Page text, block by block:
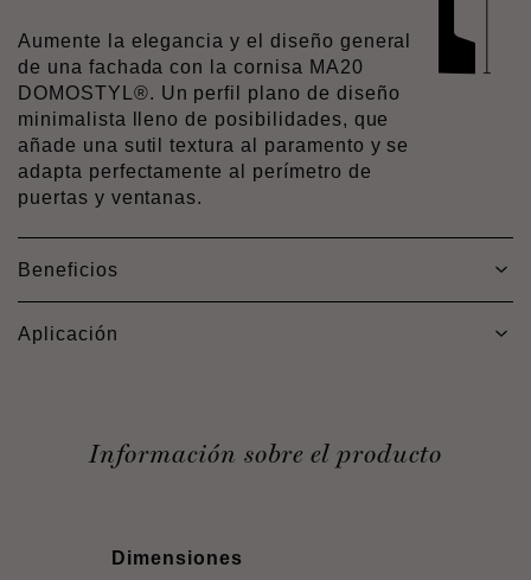
Aumente la elegancia y el diseño general
de una fachada con la cornisa MA20
DOMOSTYL®. Un perfil plano de diseño
minimalista lleno de posibilidades, que
añade una sutil textura al paramento y se
adapta perfectamente al perímetro de
puertas y ventanas.
Beneficios
Aplicación
Información sobre el producto
Dimensiones